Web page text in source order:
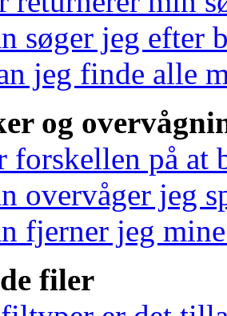
søger jeg efter
jeg finde alle
og
forskellen på at
overvåger jeg
fjerner jeg
filer